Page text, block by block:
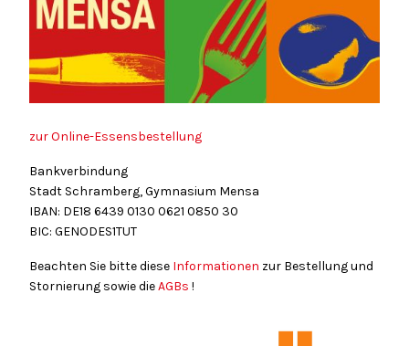
zur Online-Essensbestellung
Bankverbindung
Stadt Schramberg, Gymnasium Mensa
IBAN: DE18 6439 0130 0621 0850 30
BIC: GENODES1TUT
Beachten Sie bitte diese Informationen zur Bestellung und
Stornierung sowie dieAGBs !